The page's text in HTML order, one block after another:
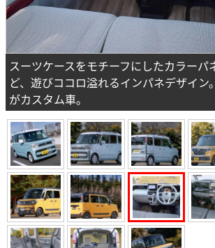
スーツケースをモチーフにしたカラーパ
ど、遊びココロ溢れるインパネデザイン
がカスタム車。